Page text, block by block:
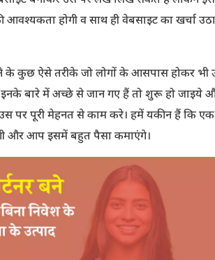
होगी व साथ ही वेबसाइट का खर्चा
कुछ ऐसे तरीके जो लोगों के आसपास होकर भी
बारे में अच्छे से जान गए हैं तो शुरू हो जाइये
पर पूरी मेहनत से काम करे। हमें यकीन हैं कि एक
और आप इसमें बहुत पैसा कमाएंगे।